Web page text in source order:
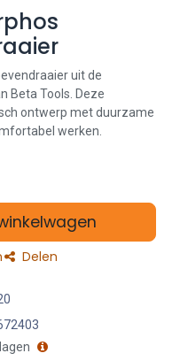
uit de
Beta Tools. Deze
ontwerp met duurzame
werken.
Delen